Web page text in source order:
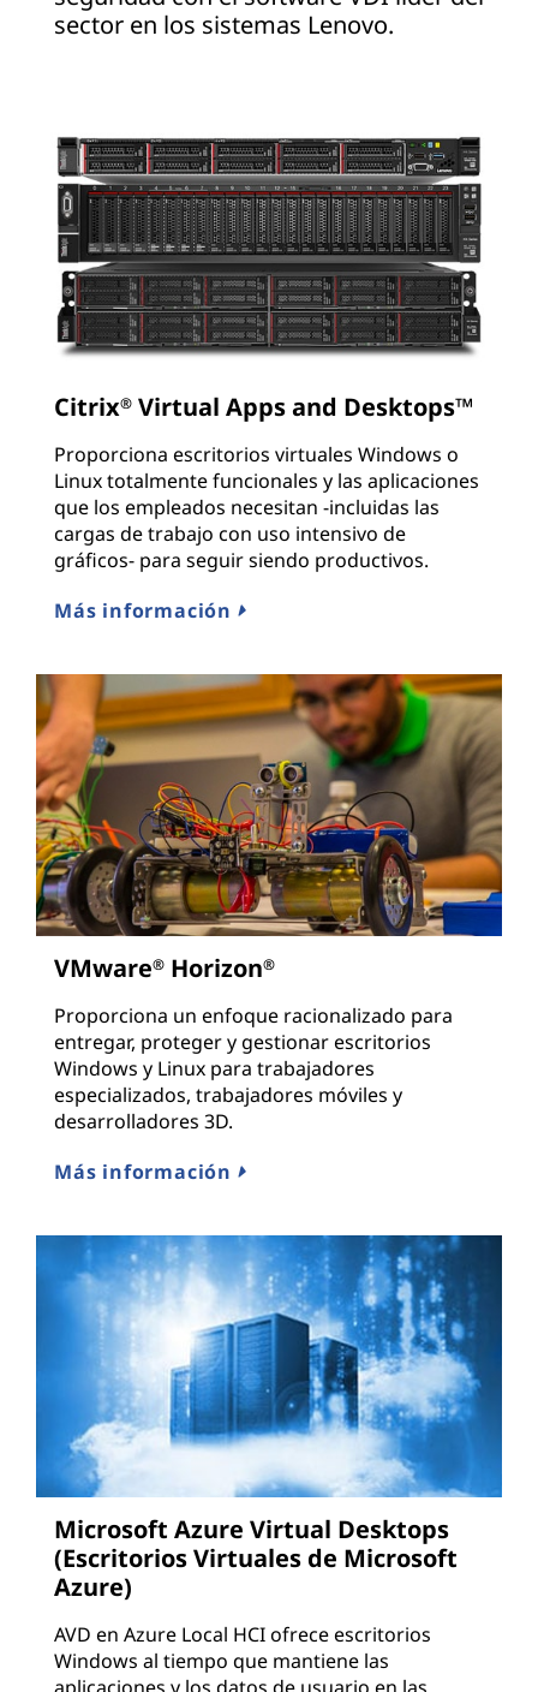
sector en los sistemas Lenovo.
Citrix® Virtual Apps and Desktops™
Proporciona escritorios virtuales Windows o
Linux totalmente funcionales y las aplicaciones
que los empleados necesitan -incluidas las
cargas de trabajo con uso intensivo de
gráficos- para seguir siendo productivos.
Más información
VMware® Horizon®
Proporciona un enfoque racionalizado para
entregar, proteger y gestionar escritorios
Windows y Linux para trabajadores
especializados, trabajadores móviles y
desarrolladores 3D.
Más información
Microsoft Azure Virtual Desktops
(Escritorios Virtuales de Microsoft
Azure)
AVD en Azure Local HCI ofrece escritorios
Windows al tiempo que mantiene las